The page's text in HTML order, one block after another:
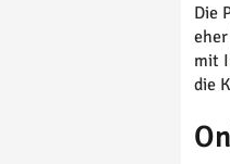
Die
mit
die